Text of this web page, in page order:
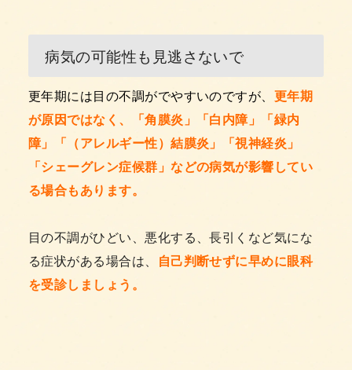
病気の可能性も見逃さないで
更年期には目の不調がでやすいのですが、 更年期
が原因ではなく、「角膜炎」「白内障」「緑内
障」「（アレルギー性）結膜炎」「視神経炎」
「シェーグレン症候群」などの病気が影響してい
る場合もあります。
目の不調がひどい、悪化する、長引くなど気にな
る症状がある場合は、
自己判断せずに早めに眼科
を受診しましょう。